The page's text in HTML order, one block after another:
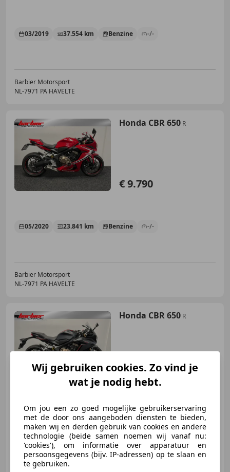
03/2019 37.554 km Benzine -/-
Barbier Motorsport
NL-7971 PA HAVELTE
Honda CBR 650 R
€ 9.790
05/2020 23.841 km Benzine -/-
Barbier Motorsport
NL-7971 PA HAVELTE
Honda CBR 650 R
€ 9.790
07/2019 21.774 km Benzine -/-
Barbier Motorsport
Wij gebruiken cookies. Zo vind je
wat je nodig hebt.
Om jou een zo goed mogelijke gebruikerservaring
met de door ons aangeboden diensten te bieden,
maken wij en derden gebruik van cookies en andere
technologie (beide samen noemen wij vanaf nu:
'cookies'), om informatie over apparatuur en
persoonsgegevens (bijv. IP-adressen) op te slaan en
te gebruiken.